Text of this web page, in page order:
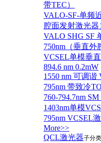
带TEC）
VALO-SF-单频
腔面发射激光器
VALO SHG SF
750nm（垂直外
VCSEL单模垂
894.6 nm 0.2mW
1550 nm 可调
795nm 带致冷
760-794.7nm
1403nm单模
795nm VCSEL
More>>
QCL激光器子分类